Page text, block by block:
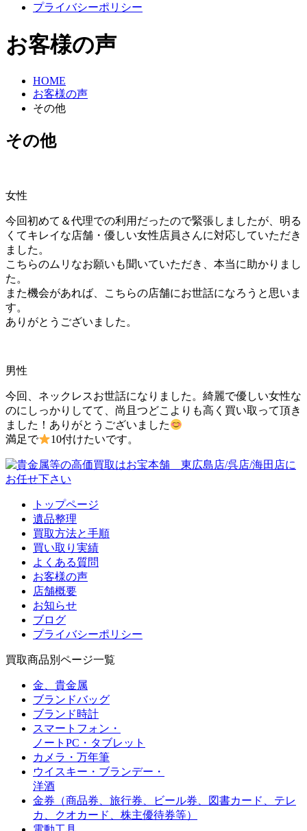
プライバシーポリシー
お客様の声
HOME
お客様の声
その他
その他
女性
今回初めて＆代理での利用だったので緊張しましたが、明る
くてキレイな店舗・優しい女性店員さんに対応していただき
ました。
こちらのムリなお願いも聞いていただき、本当に助かりまし
た。
また機会があれば、こちらの店舗にお世話になろうと思いま
す。
ありがとうございました。
男性
今回、ネックレスお世話になりました。綺麗で優しい女性な
のにしっかりしてて、尚且つどこよりも高く買い取って頂き
ました！ありがとうございました
満足で
10付けたいです。
トップページ
遺品整理
買取方法と手順
買い取り実績
よくある質問
お客様の声
店舗概要
お知らせ
ブログ
プライバシーポリシー
買取商品別ページ一覧
金、貴金属
ブランドバッグ
ブランド時計
スマートフォン・
ノートPC・タブレット
カメラ・万年筆
ウイスキー・ブランデー・
洋酒
金券（商品券、旅行券、ビール券、図書カード、 テレ
カ、クオカード、株主優待券等）